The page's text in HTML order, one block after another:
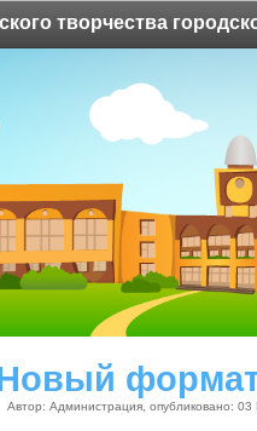
творчества
Автор: Администрация, опубликовано: